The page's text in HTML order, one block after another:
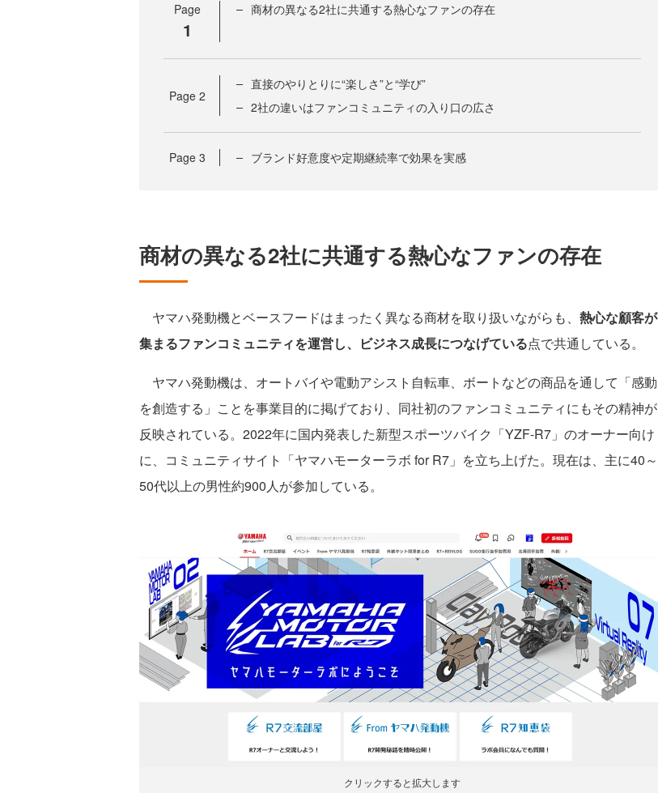
Page
1
商材の異なる2社に共通する熱心なファンの存在
Page 2
直接のやりとりに“楽しさ”と“学び”
2社の違いはファンコミュニティの入り口の広さ
Page 3 ブランド好意度や定期継続率で効果を実感
商材の異なる2社に共通する熱心なファンの存在
ヤマハ発動機とベースフードはまったく異なる商材を取り扱いながらも、 熱心な顧客が
集まるファンコミュニティを運営し、ビジネス成長につなげている点で共通している。
ヤマハ発動機は、オートバイや電動アシスト自転車、ボートなどの商品を通して「感動
を創造する」ことを事業目的に掲げており、同社初のファンコミュニティにもその精神が
反映されている。2022年に国内発表した新型スポーツバイク「YZF-R7」のオーナー向け
に、コミュニティサイト「ヤマハモーターラボ for R7」を立ち上げた。現在は、主に40～
50代以上の男性約900人が参加している。
クリックすると拡大します